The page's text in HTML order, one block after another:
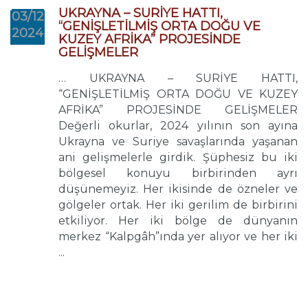
03/12
2024
UKRAYNA – SURİYE HATTI,
“GENİŞLETİLMİŞ ORTA DOĞU VE
KUZEY AFRİKA” PROJESİNDE
GELİŞMELER
… UKRAYNA – SURİYE HATTI,
“GENİŞLETİLMİŞ ORTA DOĞU VE KUZEY
AFRİKA” PROJESİNDE GELİŞMELER
Değerli okurlar, 2024 yılının son ayına
Ukrayna ve Suriye savaşlarında yaşanan
ani gelişmelerle girdik. Şüphesiz bu iki
bölgesel konuyu birbirinden ayrı
düşünemeyiz. Her ikisinde de özneler ve
gölgeler ortak. Her iki gerilim de birbirini
etkiliyor. Her iki bölge de dünyanın
merkez “Kalpgâh”ında yer alıyor ve her iki
...